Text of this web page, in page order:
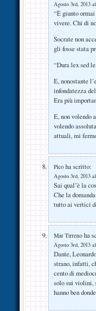
Agosto 3rd, 2013
“È giunto
vivere. Chi di
Socrate non
gli fosse stata
“Dura lex sed
E, nonostante
infondatezza
Era più
E, non volendo
volendo
attuali, mi
Pico ha scritto:
Agosto 3rd, 2013
Sai qual’è la
Che la
tutto ai vertici
Mar Tirreno ha
Agosto 3rd, 2013
Dante,
strano, infatti,
cento di
solo sui violini,
hanno ben